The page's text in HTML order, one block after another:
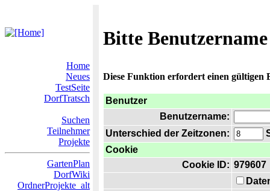
Bitte
Home
Neues
TestSeite
DorfTratsch
Suchen
Teilnehmer
Projekte
GartenPlan
DorfWiki
OrdnerProjekte_alt
Diese Funktion erfordert einen gültigen
Benutzer
Benutzername:
Unterschied der Zeitzonen:
Cookie
Cookie ID: 979607